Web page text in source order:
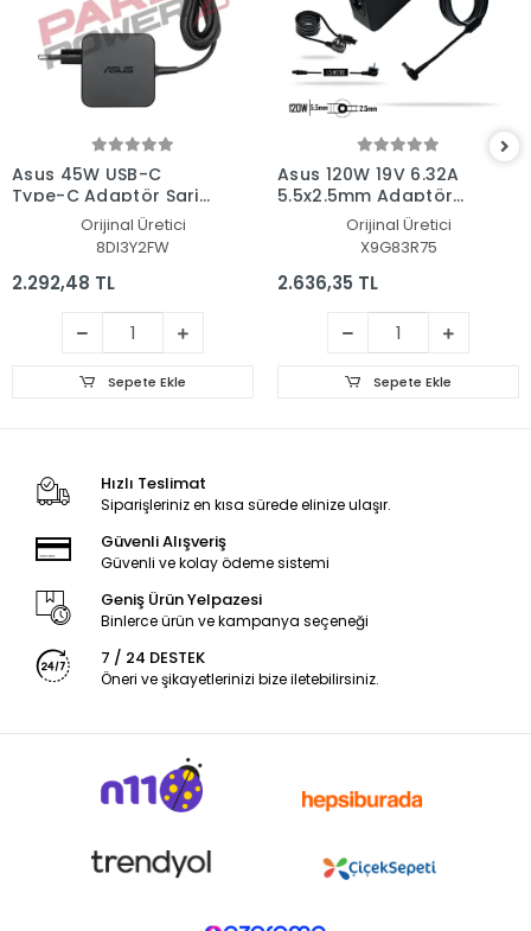
Asus 45W USB-C
Type-C Adaptör Şarj
Aleti-CihazıOrijinal Üretici
8DI3Y2FW
2.292,48 TL
Sepete Ekle
Asus 120W 19V 6.32A
5.5x2.5mm Adaptör
Şarj Aleti-Cihazı
Orijinal Üretici
X9G83R75
2.636,35 TL
Sepete Ekle
Hızlı Teslimat
Siparişleriniz en kısa sürede elinize ulaşır.
Güvenli Alışveriş
Güvenli ve kolay ödeme sistemi
Geniş Ürün Yelpazesi
Binlerce ürün ve kampanya seçeneği
7 / 24 DESTEK
Öneri ve şikayetlerinizi bize iletebilirsiniz.